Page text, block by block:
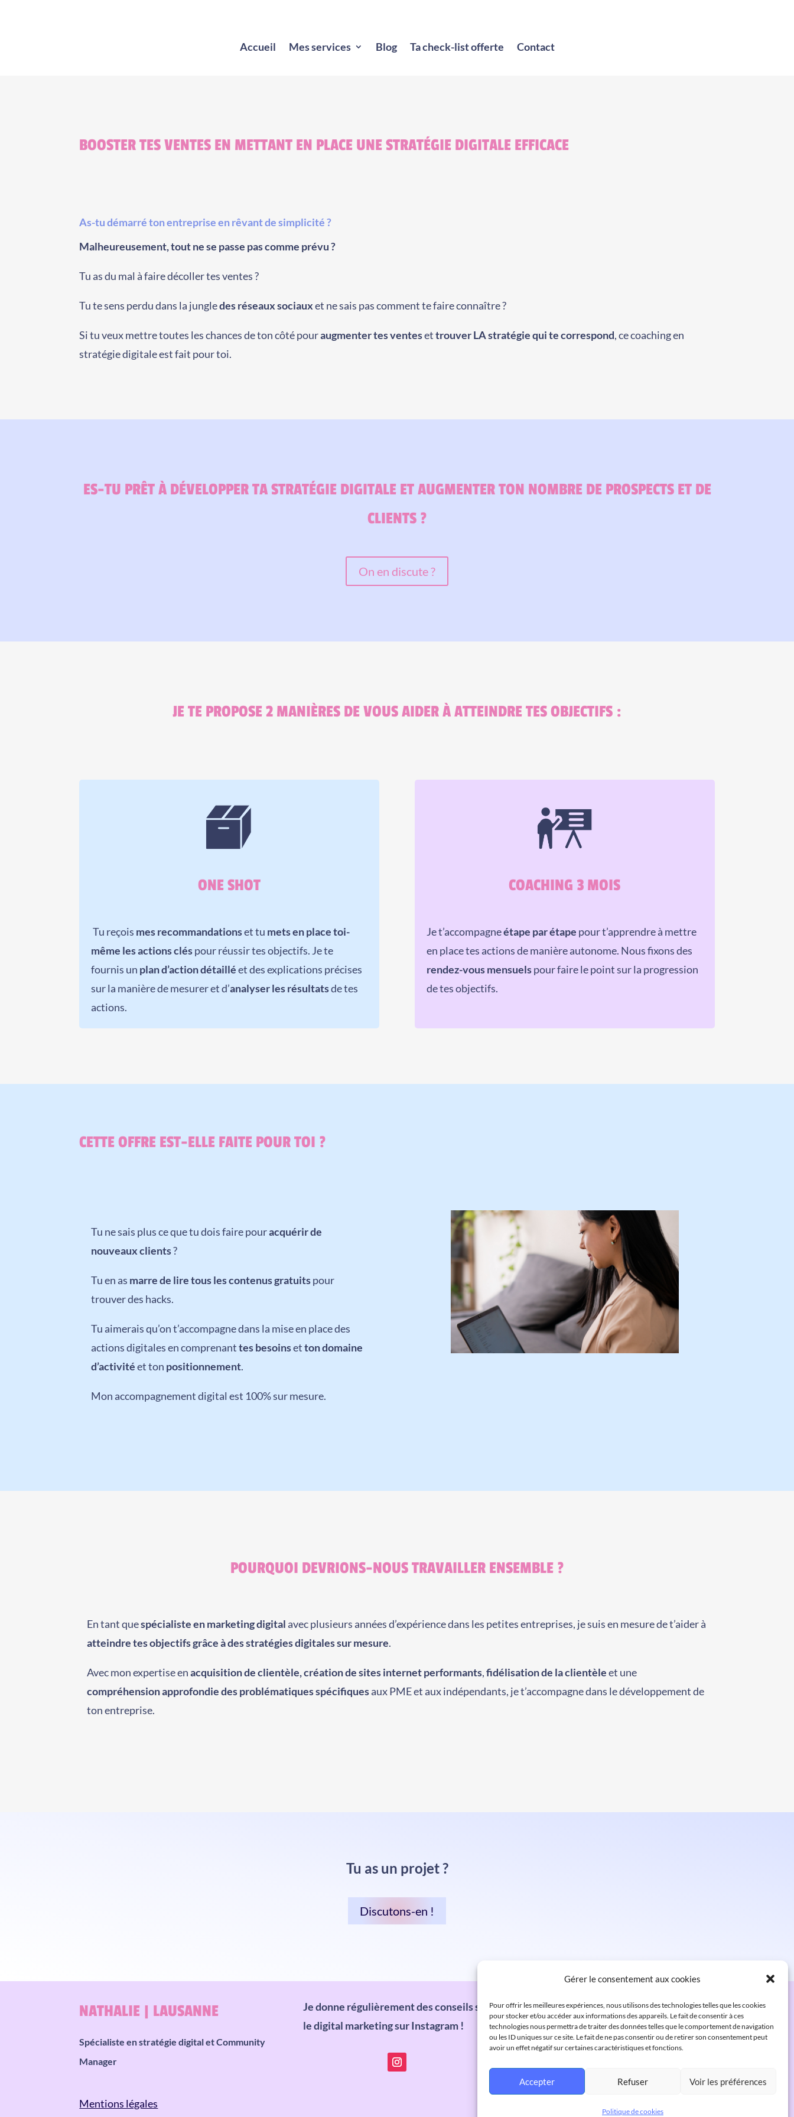
Gérer le consentement aux cookies
Pour offrir les meilleures expériences, nous utilisons des technologies telles que les cookies
pour stocker et/ou accéder aux informations des appareils. Le fait de consentir à ces
technologies nous permettra de traiter des données telles que le comportement de navigation
ou les ID uniques sur ce site. Le fait de ne pas consentir ou de retirer son consentement peut
avoir un effet négatif sur certaines caractéristiques et fonctions.
Accepter Refuser Voir les préférences
Politique de cookies
Accueil Mes services Blog Ta check-list offerte Contact
BOOSTER TES VENTES EN METTANT EN PLACE UNE STRATÉGIE DIGITALE EFFICACE
As-tu démarré ton entreprise en rêvant de simplicité ?
Malheureusement, tout ne se passe pas comme prévu ?
Tu as du mal à faire décoller tes ventes ?
Tu te sens perdu dans la jungledes réseaux sociauxet ne sais pas comment te faire connaître ?
Si tu veux mettre toutes les chances de ton côté pouraugmenter tes ventesettrouver LA stratégie qui te correspond, ce coaching en
stratégie digitale est fait pour toi.
ES-TU PRÊT À DÉVELOPPER TA STRATÉGIE DIGITALE ET AUGMENTER TON NOMBRE DE PROSPECTS ET DE
CLIENTS ?
On en discute ?
JE TE PROPOSE 2 MANIÈRES DE VOUS AIDER À ATTEINDRE TES OBJECTIFS :
ONE SHOT
Tu reçois mes recommandationset tu mets en place toi-
même les actions cléspour réussir tes objectifs. Je te
fournis un plan d’action détailléet des explications précises
sur la manière de mesurer et d’analyser les résultatsde tes
actions.
COACHING 3 MOIS
Je t’accompagneétape par étape pour t’apprendre à mettre
en place tes actions de manière autonome. Nous fixons des
rendez-vous mensuelspour faire le point sur la progression
de tes objectifs.
CETTE OFFRE EST-ELLE FAITE POUR TOI ?
Tu ne sais plus ce que tu dois faire pouracquérir de
nouveaux clients?
Tu en as marre de lire tous les contenus gratuitspour
trouver des hacks.
Tu aimerais qu’on t’accompagne dans la mise en place des
actions digitales en comprenanttes besoinsetton domaine
d’activitéet ton positionnement.
Mon accompagnement digital est 100% sur mesure.
POURQUOI DEVRIONS-NOUS TRAVAILLER ENSEMBLE ?
En tant quespécialiste en marketing digitalavec plusieurs années d’expérience dans les petites entreprises, je suis en mesure de t’aider à
atteindre tes objectifsgrâce à des stratégies digitales sur mesure.
Avec mon expertise enacquisition de clientèle,création de sites internet performants,fidélisation de la clientèleet une
compréhension approfondie des problématiques spécifiquesaux PME et aux indépendants, je t’accompagne dans le développement de
ton entreprise.
Tu as un projet ?
Discutons-en !
NATHALIE | LAUSANNE
Spécialiste en stratégie digital et Community
Manager
Mentions légales
Je donne régulièrement des conseils sur
le digital marketing sur Instagram !